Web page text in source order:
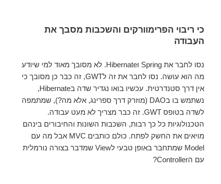
כי ריבוי הפרימוורקים והשכבות מסבך את
העבודה
נסו לחבר את Spring וHibernate. לא מסובך מאוד למי שיודע
מה הוא עושה. נסו לחבר את זה לGWT, זה כבר כן מסובך כי
אין דרך סטנדרטית. עכשיו בואו נגדיר שדה בHibernate,
נשתמש בו בDAO (מוזרק דרך ספרינג, אלא מה?), שמתמפה
לשדה בטופס GWT. זה כבר מצריך לא מעט עבודה.
הטכנולוגיות כל כך רבות, השכבות השונות והחיבורים בינהם
מויאים את החשק לפתח. כולם כותבים MVC אבל מה עם
Model שמתחבר באופן טבעי לView שמדבר בצורה נורמלית
עם הController?